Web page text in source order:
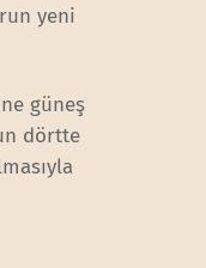
yeni
güneş
dörtte